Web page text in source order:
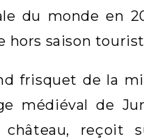
du monde en
hors saison
frisquet de la
médiéval de
reçoit